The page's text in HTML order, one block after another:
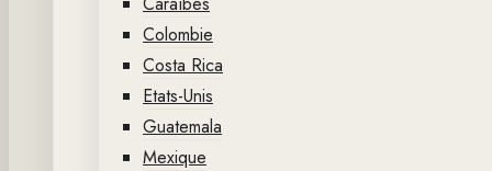
Colombie
Costa Rica
Etats-Unis
Guatemala
Mexique